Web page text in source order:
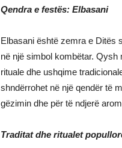
Qendra e festës: Elbasani
Elbasani është zemra e Ditës
në një simbol kombëtar.
rituale dhe ushqime
shndërrohet në një qendër të
gëzimin dhe për të ndjerë
Traditat dhe ritualet